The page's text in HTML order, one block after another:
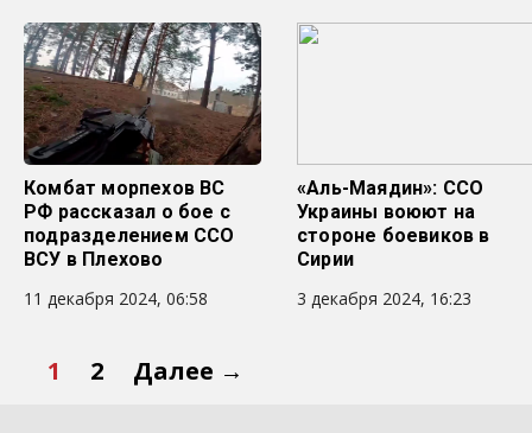
Комбат морпехов ВС
РФ рассказал о бое с
подразделением ССО
ВСУ в Плехово
11 декабря 2024, 06:58
«Аль-Маядин»: ССО
Украины воюют на
стороне боевиков в
Сирии
3 декабря 2024, 16:23
1 2 Далее →